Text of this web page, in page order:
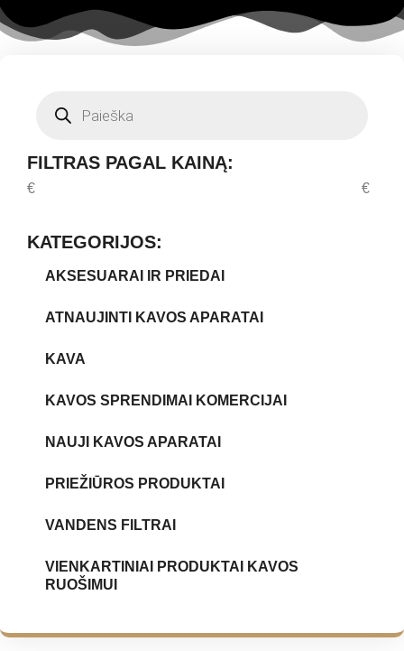
FILTRAS PAGAL KAINĄ:
€ €
KATEGORIJOS:
AKSESUARAI IR PRIEDAI
ATNAUJINTI KAVOS APARATAI
KAVA
KAVOS SPRENDIMAI KOMERCIJAI
NAUJI KAVOS APARATAI
PRIEŽIŪROS PRODUKTAI
VANDENS FILTRAI
VIENKARTINIAI PRODUKTAI KAVOS
RUOŠIMUI